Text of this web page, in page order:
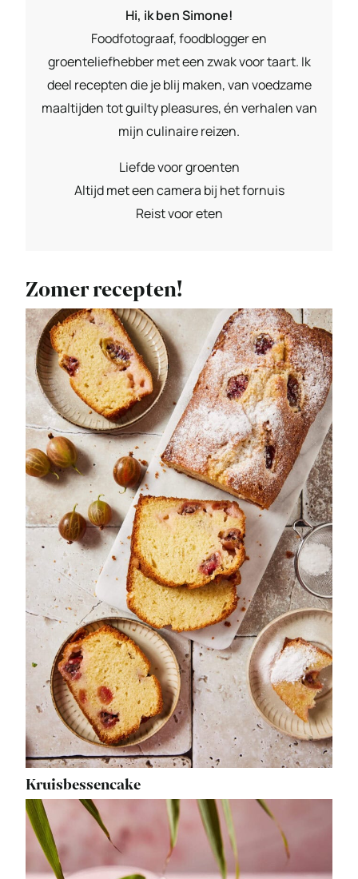
Hi, ik ben Simone!
Foodfotograaf, foodblogger en
groenteliefhebber met een zwak voor taart. Ik
deel recepten die je blij maken, van voedzame
maaltijden tot guilty pleasures, én verhalen van
mijn culinaire reizen.
Liefde voor groenten
Altijd met een camera bij het fornuis
Reist voor eten
Zomer recepten!
Kruisbessencake